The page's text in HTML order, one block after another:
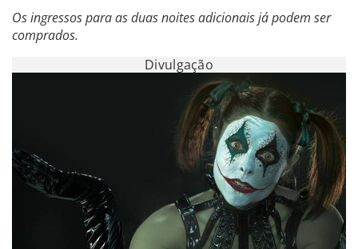
Os ingressos para as duas noites adicionais já podem ser
comprados.
Divulgação